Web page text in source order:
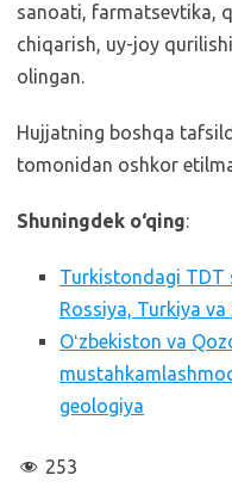
sanoati, farmatsevtika,
chiqarish, uy-joy
olingan.
Hujjatning boshqa
tomonidan oshkor
Shuningdek o‘qing:
Turkistondagi TDT
Rossiya, Turkiya
Oʻzbekiston va
geologiya
253